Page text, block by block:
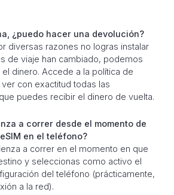
¿puedo hacer una devolución?
diversas razones no logras instalar
de viaje han cambiado, podemos
dinero. Accede a la política de
con exactitud todas las
puedes recibir el dinero de vuelta.
a correr desde el momento de
en el teléfono?
a correr en el momento en que
y seleccionas como activo el
del teléfono (prácticamente,
a la red).